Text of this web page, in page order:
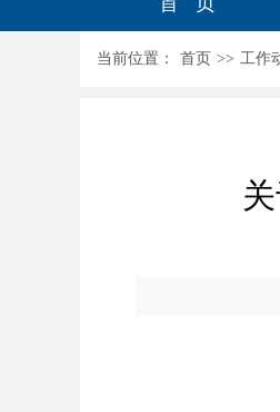
当前位置： 首页 >> 工作